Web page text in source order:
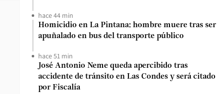
hace 44 min
Homicidio en La Pintana: hombre muere tras ser
apuñalado en bus del transporte público
hace 51 min
José Antonio Neme queda apercibido tras
accidente de tránsito en Las Condes y será citado
por Fiscalía